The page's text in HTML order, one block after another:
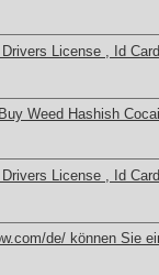
License , Id
Weed Hashish
License , Id
de/ können Sie